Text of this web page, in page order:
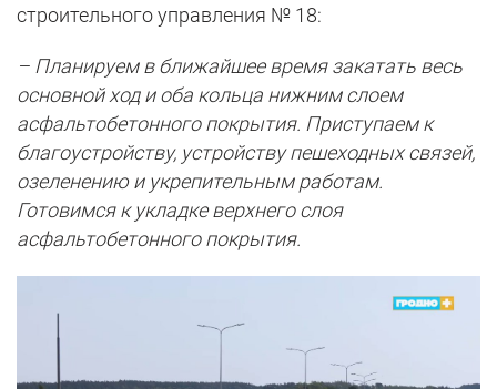
строительного управления № 18:
– Планируем в ближайшее время закатать весь
основной ход и оба кольца нижним слоем
асфальтобетонного покрытия. Приступаем к
благоустройству, устройству пешеходных связей,
озеленению и укрепительным работам.
Готовимся к укладке верхнего слоя
асфальтобетонного покрытия.